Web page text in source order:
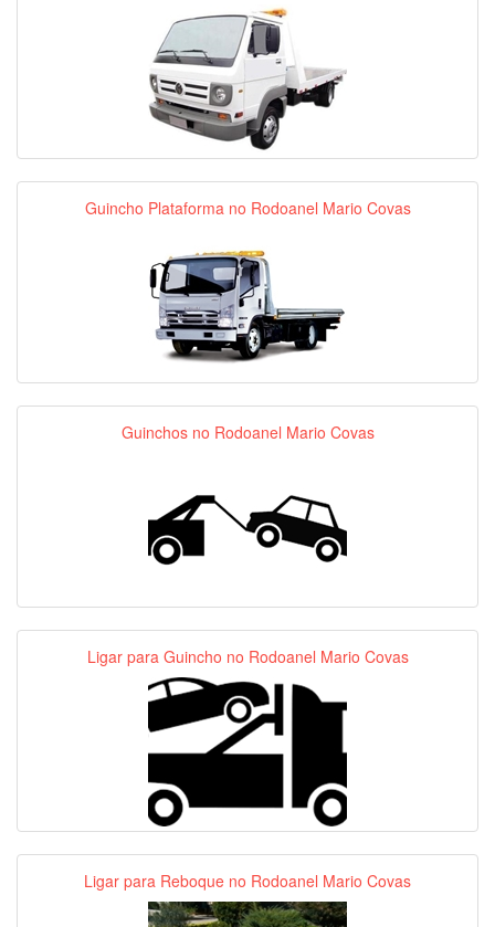
Guincho Plataforma no Rodoanel Mario Covas
Guinchos no Rodoanel Mario Covas
Ligar para Guincho no Rodoanel Mario Covas
Ligar para Reboque no Rodoanel Mario Covas